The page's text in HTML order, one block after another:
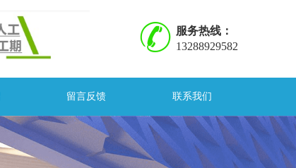
服务热线：
13288929582
留言反馈 联系我们